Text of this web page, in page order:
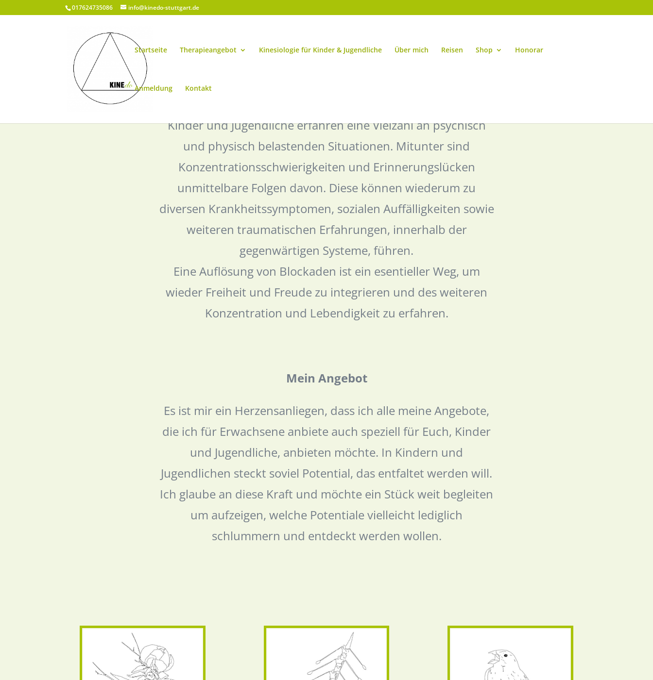
017624735086 info@kinedo-stuttgart.de
Startseite Therapieangebot Kinesiologie für Kinder & Jugendliche Über mich Reisen Shop Honorar
Anmeldung Kontakt
Kinder und Jugendliche erfahren eine Vielzahl an psychisch
und physisch belastenden Situationen. Mitunter sind
Konzentrationsschwierigkeiten und Erinnerungslücken
unmittelbare Folgen davon. Diese können wiederum zu
diversen Krankheitssymptomen, sozialen Auffälligkeiten sowie
weiteren traumatischen Erfahrungen, innerhalb der
gegenwärtigen Systeme, führen.
Eine Auflösung von Blockaden ist ein esentieller Weg, um
wieder Freiheit und Freude zu integrieren und des weiteren
Konzentration und Lebendigkeit zu erfahren.
Mein Angebot
Es ist mir ein Herzensanliegen, dass ich alle meine Angebote,
die ich für Erwachsene anbiete auch speziell für Euch, Kinder
und Jugendliche, anbieten möchte. In Kindern und
Jugendlichen steckt soviel Potential, das entfaltet werden will.
Ich glaube an diese Kraft und möchte ein Stück weit begleiten
um aufzeigen, welche Potentiale vielleicht lediglich
schlummern und entdeckt werden wollen.